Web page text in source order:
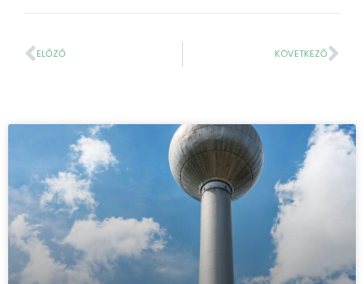
ELŐZŐ KÖVETKEZŐ